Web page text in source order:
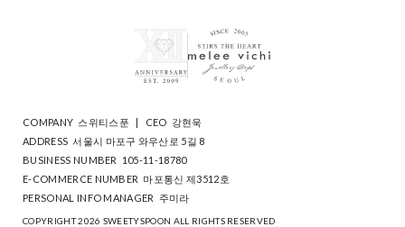
COMPANY 스위티스푼 CEO 강현욱
ADDRESS 서울시 마포구 와우산로 5길 8
BUSINESS NUMBER
105-11-18780
E-COMMERCE NUMBER 마포통신 제3512호
PERSONAL INFO MANAGER 주미라
COPYRIGHT 2026 SWEETYSPOON ALL RIGHTS RESERVED